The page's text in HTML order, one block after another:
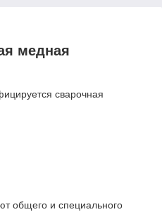
медная
сварочная
общего и специального